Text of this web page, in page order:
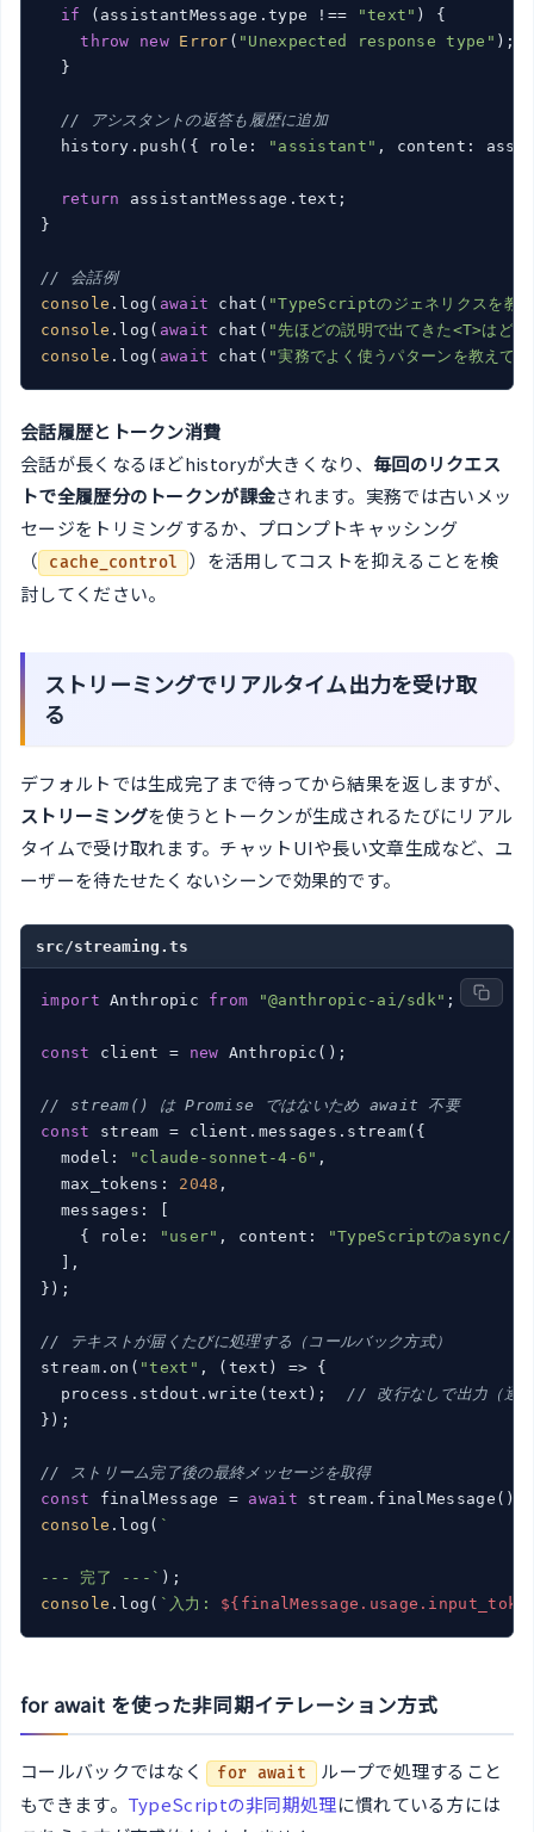
if (assistantMessage.type !== "text" ) {
throw
new Error ( "Unexpected response type" );
  }
// アシスタントの返答も履歴に追加
  history.push({ role:
"assistant" , content:
return assistantMessage.text;
}
// 会話例
console .log( await chat( "TypeScriptのジェネリクスを教
console .log( await chat( "先ほどの説明で出てきた<T>はど
console .log( await chat( "実務でよく使うパターンを教えて
会話履歴とトークン消費
会話が長くなるほどhistoryが大きくなり、 毎回のリクエス
トで全履歴分のトークンが課金されます。実務では古いメッ
セージをトリミングするか、プロンプトキャッシング
（
cache_control
）を活用してコストを抑えることを検
討してください。
ストリーミングでリアルタイム出力を受け取
る
デフォルトでは生成完了まで待ってから結果を返しますが、
ストリーミングを使うとトークンが生成されるたびにリアル
タイムで受け取れます。チャットUIや長い文章生成など、ユ
ーザーを待たせたくないシーンで効果的です。
src/streaming.ts
import Anthropic from "@anthropic-ai/sdk" ;
const client = new Anthropic();
// stream() は Promise ではないため await 不要
const stream = client.messages.stream({
  model:
"claude-sonnet-4-6" ,
  max_tokens:
2048 ,
  messages: [
    { role:
"user" , content:
"TypeScriptのasync/
  ],
});
// テキストが届くたびに処理する（コールバック方式）
stream.on( "text" , ( text ) => {
  process.stdout.write(text);
// 改行なしで出力（逐
});
// ストリーム完了後の最終メッセージを取得
const finalMessage = await
console .log( `
--- 完了 ---`
console .log( `入力:
for await を使った非同期イテレーション方式
コールバックではなく for await
ループで処理すること
もできます。 TypeScriptの非同期処理に慣れている方には